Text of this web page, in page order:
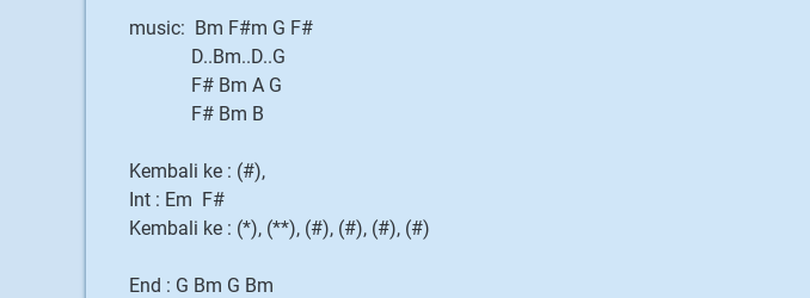
music: Bm F#m G F#
D..Bm..D..G
F# Bm A G
F# Bm B
Kembali ke : (#),
Int : Em F#
Kembali ke : (*), (**), (#), (#), (#), (#)
End : G Bm G Bm